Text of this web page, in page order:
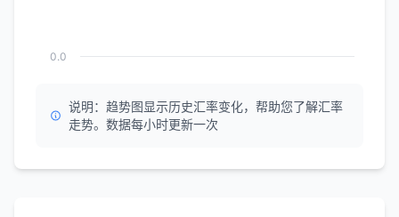
0.0
说明：趋势图显示历史汇率变化，帮助您了解汇率
走势。数据每小时更新一次